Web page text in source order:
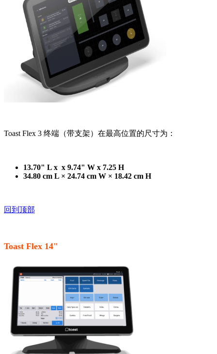
Toast Flex 3 终端（带支架）在最高位置的尺寸为：
13.70" L x x 9.74" W x 7.25 H
34.80 cm L × 24.74 cm W × 18.42 cm H
回到顶部
Toast Flex 14"